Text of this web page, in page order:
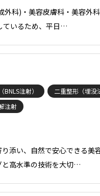
外科)・美容皮膚科・美容外
ているため、平日…
BNLS注射）
二重整形（埋没
注射
添い、自然で安心できる美
と高水準の技術を大切…